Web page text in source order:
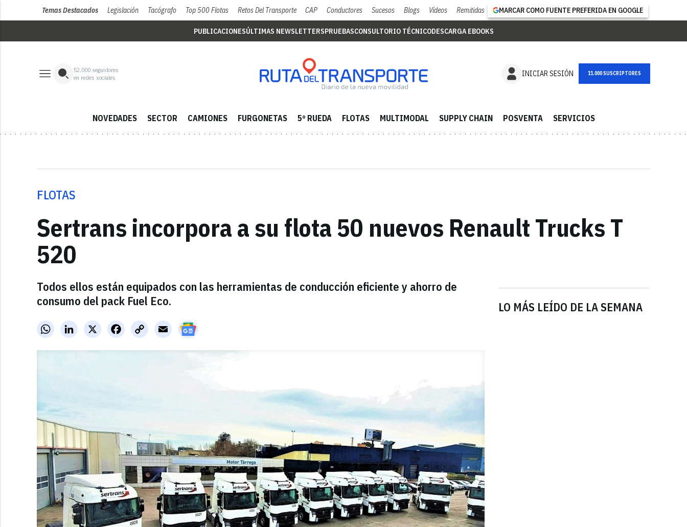
Temas Destacados Legislación Tacógrafo Top 500 Flotas Retos Del Transporte CAP Conductores Sucesos Blogs Vídeos Remitidas MARCAR COMO FUENTE PREFERIDA EN GOOGLE
PUBLICACIONESÚLTIMAS NEWSLETTERSPRUEBASCONSULTORIO TÉCNICODESCARGA EBOOKS
52,000 seguidores
en redes sociales
INICIAR SESIÓN NEWSLETTER
NOVEDADES SECTOR CAMIONES FURGONETAS 5º RUEDA FLOTAS MULTIMODAL SUPPLY CHAIN POSVENTA SERVICIOS
FLOTAS
Sertrans incorpora a su flota 50 nuevos Renault Trucks T
520
Todos ellos están equipados con las herramientas de conducción eficiente y ahorro de
consumo del pack Fuel Eco.
WhatsAppLinkedInX FacebookCopy
Link
Email
LO MÁS LEÍDO DE LA SEMANA